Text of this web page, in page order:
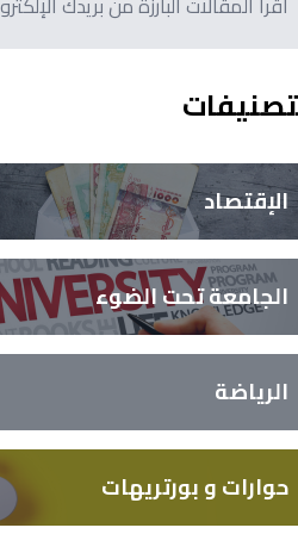
الإقتصاد
الجامعة تحت الضوء
الرياضة
حوارات و بورتريهات